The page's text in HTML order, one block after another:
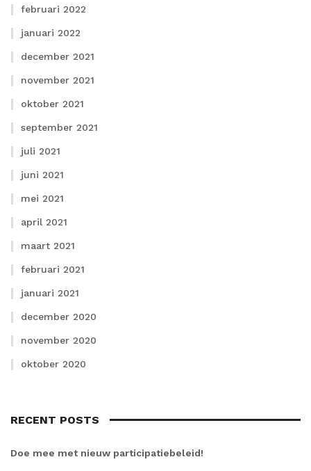
februari 2022
januari 2022
december 2021
november 2021
oktober 2021
september 2021
juli 2021
juni 2021
mei 2021
april 2021
maart 2021
februari 2021
januari 2021
december 2020
november 2020
oktober 2020
RECENT POSTS
Doe mee met nieuw participatiebeleid!